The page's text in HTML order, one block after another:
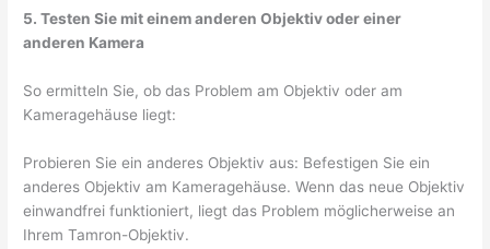
5. Testen Sie mit einem anderen Objektiv oder einer
anderen Kamera
So ermitteln Sie, ob das Problem am Objektiv oder am
Kameragehäuse liegt:
Probieren Sie ein anderes Objektiv aus: Befestigen Sie ein
anderes Objektiv am Kameragehäuse. Wenn das neue Objektiv
einwandfrei funktioniert, liegt das Problem möglicherweise an
Ihrem Tamron-Objektiv.